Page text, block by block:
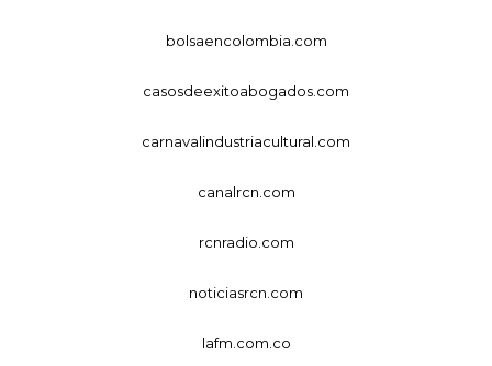
bolsaencolombia.com
casosdeexitoabogados.com
carnavalindustriacultural.com
canalrcn.com
rcnradio.com
noticiasrcn.com
lafm.com.co